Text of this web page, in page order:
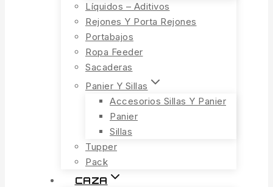
Líquidos – Aditivos
Rejones Y Porta Rejones
Portabajos
Ropa Feeder
Sacaderas
Panier Y Sillas
Accesorios Sillas Y Panier
Panier
Sillas
Tupper
Pack
CAZA